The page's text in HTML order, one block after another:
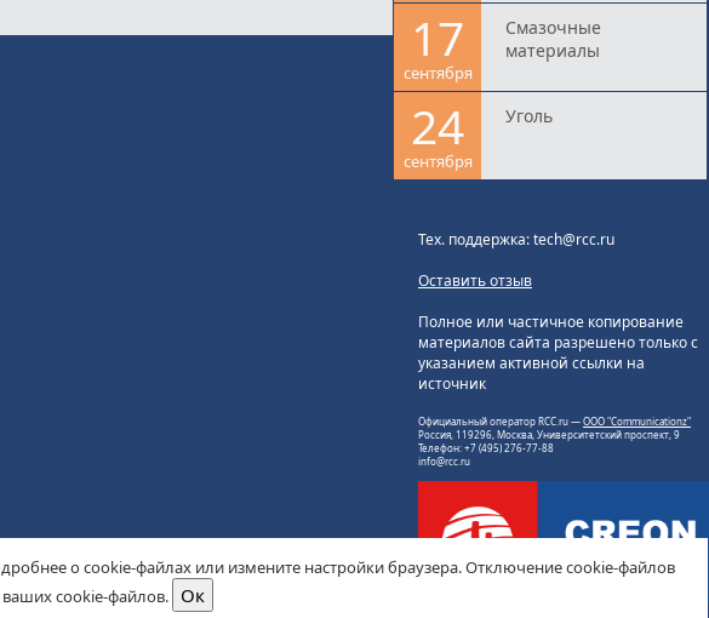
17
сентября
Смазочные
материалы
24
сентября
Уголь
Тех. поддержка: tech@rcc.ru
Оставить отзыв
Полное или частичное копирование
материалов сайта разрешено только с
указанием активной ссылки на
источник
Официальный оператор RCC.ru —ООО "Communicationz"
Россия, 119296, Москва, Университетский проспект, 9
Телефон: +7 (495) 276-77-88
info@rcc.ru
о cookie-файлах или измените настройки браузера. Отключение cookie-файлов
ваших cookie-файлов.